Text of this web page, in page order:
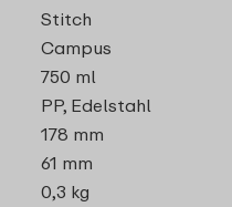
Stitch
Campus
750 ml
PP, Edelstahl
178 mm
61 mm
0,3 kg